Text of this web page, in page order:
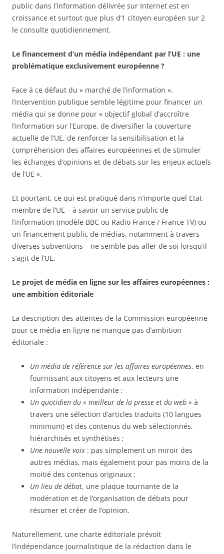
public dans l’information délivrée sur Internet est en
croissance et surtout que plus d’1 citoyen européen sur 2
le consulte quotidiennement.
Le financement d’un média indépendant par l’UE : une
problématique exclusivement européenne ?
Face à ce défaut du « marché de l’information »,
l’intervention publique semble légitime pour financer un
média qui se donne pour « objectif global d’accroître
l’information sur l’Europe, de diversifier la couverture
actuelle de l’UE, de renforcer la sensibilisation et la
compréhension des affaires européennes et de stimuler
les échanges d’opinions et de débats sur les enjeux actuels
de l’UE ».
Et pourtant, ce qui est pratiqué dans n’importe quel Etat-
membre de l’UE – à savoir un service public de
l’information (modèle BBC ou Radio France / France TV) ou
un financement public de médias, notamment à travers
diverses subventions – ne semble pas aller de soi lorsqu’il
s’agit de l’UE.
Le projet de média en ligne sur les affaires européennes :
une ambition éditoriale
La description des attentes de la Commission européenne
pour ce média en ligne ne manque pas d’ambition
éditoriale :
Un média de référence sur les affaires européennes, en
fournissant aux citoyens et aux lecteurs une
information indépendante ;
Un quotidien du « meilleur de la presse et du web » à
travers une sélection d’articles traduits (10 langues
minimum) et des contenus du web sélectionnés,
hiérarchisés et synthétisés ;
Une nouvelle voix : pas simplement un miroir des
autres médias, mais également pour pas moins de la
moitié des contenus originaux ;
Un lieu de débat, une plaque tournante de la
modération et de l’organisation de débats pour
résumer et créer de l’opinion.
Naturellement, une charte éditoriale prévoit
l’indépendance journalistique de la rédaction dans le